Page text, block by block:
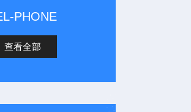
PHONE
查看全部